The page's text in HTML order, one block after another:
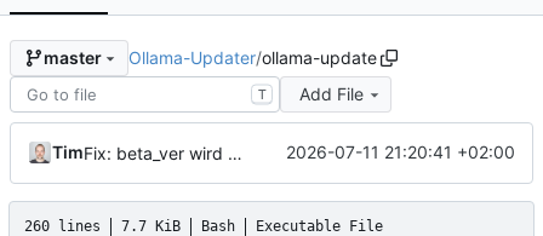
master Ollama-Updater/ollama-update
T Add File
Tim Fix: beta_ver wird jetzt immer per API abgerufen 2026-07-11 21:20:41 +02:00
260 lines 7.7 KiB Bash Executable File